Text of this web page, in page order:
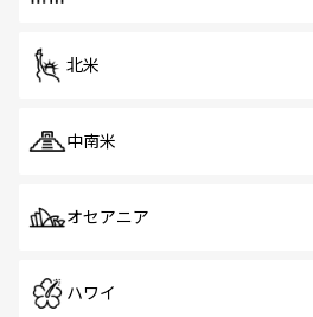
北米
中南米
オセアニア
ハワイ